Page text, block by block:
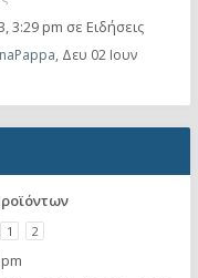
3:29 pm σε Ειδήσεις
, Δευ 02 Ιουν
1 2